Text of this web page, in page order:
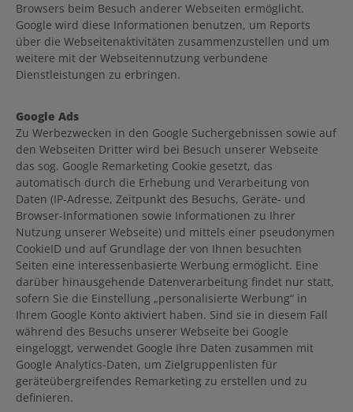
Browsers beim Besuch anderer Webseiten ermöglicht.
Google wird diese Informationen benutzen, um Reports
über die Webseitenaktivitäten zusammenzustellen und um
weitere mit der Webseitennutzung verbundene
Dienstleistungen zu erbringen.
Google Ads
Zu Werbezwecken in den Google Suchergebnissen sowie auf
den Webseiten Dritter wird bei Besuch unserer Webseite
das sog. Google Remarketing Cookie gesetzt, das
automatisch durch die Erhebung und Verarbeitung von
Daten (IP-Adresse, Zeitpunkt des Besuchs, Geräte- und
Browser-Informationen sowie Informationen zu Ihrer
Nutzung unserer Webseite) und mittels einer pseudonymen
CookieID und auf Grundlage der von Ihnen besuchten
Seiten eine interessenbasierte Werbung ermöglicht. Eine
darüber hinausgehende Datenverarbeitung findet nur statt,
sofern Sie die Einstellung „personalisierte Werbung“ in
Ihrem Google Konto aktiviert haben. Sind sie in diesem Fall
während des Besuchs unserer Webseite bei Google
eingeloggt, verwendet Google Ihre Daten zusammen mit
Google Analytics-Daten, um Zielgruppenlisten für
geräteübergreifendes Remarketing zu erstellen und zu
definieren.